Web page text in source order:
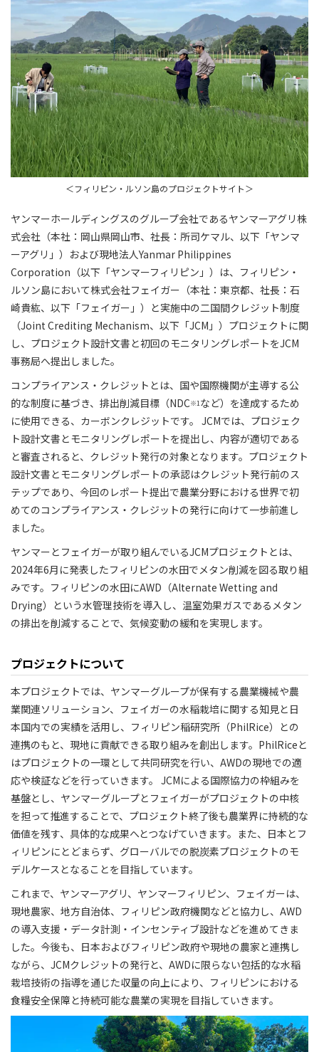
＜フィリピン・ルソン島のプロジェクトサイト＞
ヤンマーホールディングスのグループ会社であるヤンマーアグリ株
式会社（本社：岡山県岡山市、社長：所司ケマル、以下「ヤンマ
ーアグリ」）および現地法人Yanmar Philippines
Corporation（以下「ヤンマーフィリピン」）は、フィリピン・
ルソン島において株式会社フェイガー（本社：東京都、社長：石
崎貴紘、以下「フェイガー」）と実施中の二国間クレジット制度
（Joint Crediting Mechanism、以下「JCM」）プロジェクトに関
し、プロジェクト設計文書と初回のモニタリングレポートをJCM
事務局へ提出しました。
コンプライアンス・クレジットとは、国や国際機関が主導する公
的な制度に基づき、排出削減目標（NDC※1 など）を達成するため
に使用できる、カーボンクレジットです。 JCMでは、プロジェク
ト設計文書とモニタリングレポートを提出し、内容が適切である
と審査されると、クレジット発行の対象となります。プロジェクト
設計文書とモニタリングレポートの承認はクレジット発行前のス
テップであり、今回のレポート提出で農業分野における世界で初
めてのコンプライアンス・クレジットの発行に向けて一歩前進し
ました。
ヤンマーとフェイガーが取り組んでいるJCMプロジェクトとは、
2024年6月に発表したフィリピンの水田でメタン削減を図る取り組
みです。フィリピンの水田にAWD（Alternate Wetting and
Drying）という水管理技術を導入し、温室効果ガスであるメタン
の排出を削減することで、気候変動の緩和を実現します。
プロジェクトについて
本プロジェクトでは、ヤンマーグループが保有する農業機械や農
業関連ソリューション、フェイガーの水稲栽培に関する知見と日
本国内での実績を活用し、フィリピン稲研究所（PhilRice）との
連携のもと、現地に貢献できる取り組みを創出します。PhilRiceと
はプロジェクトの一環として共同研究を行い、AWDの現地での適
応や検証などを行っていきます。 JCMによる国際協力の枠組みを
基盤とし、ヤンマーグループとフェイガーがプロジェクトの中核
を担って推進することで、プロジェクト終了後も農業界に持続的な
価値を残す、具体的な成果へとつなげていきます。また、日本とフ
ィリピンにとどまらず、グローバルでの脱炭素プロジェクトのモ
デルケースとなることを目指しています。
これまで、ヤンマーアグリ、ヤンマーフィリピン、フェイガーは、
現地農家、地方自治体、フィリピン政府機関などと協力し、AWD
の導入支援・データ計測・インセンティブ設計などを進めてきま
した。今後も、日本およびフィリピン政府や現地の農家と連携し
ながら、JCMクレジットの発行と、AWDに限らない包括的な水稲
栽培技術の指導を通じた収量の向上により、フィリピンにおける
食糧安全保障と持続可能な農業の実現を目指していきます。